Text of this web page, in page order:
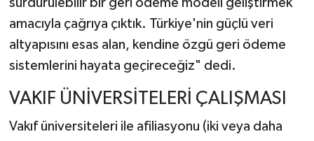
sürdürülebilir bir geri ödeme modeli geliştirmek
amacıyla çağrıya çıktık. Türkiye'nin güçlü veri
altyapısını esas alan, kendine özgü geri ödeme
sistemlerini hayata geçireceğiz" dedi.
VAKIF ÜNİVERSİTELERİ ÇALIŞMASI
Vakıf üniversiteleri ile afiliasyonu (iki veya daha